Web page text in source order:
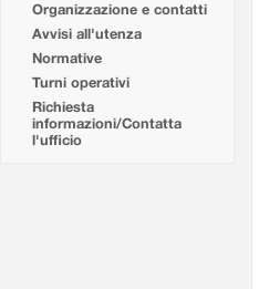
Organizzazione e contatti
Avvisi all'utenza
Normative
Turni operativi
Richiesta
informazioni/Contatta
l'ufficio